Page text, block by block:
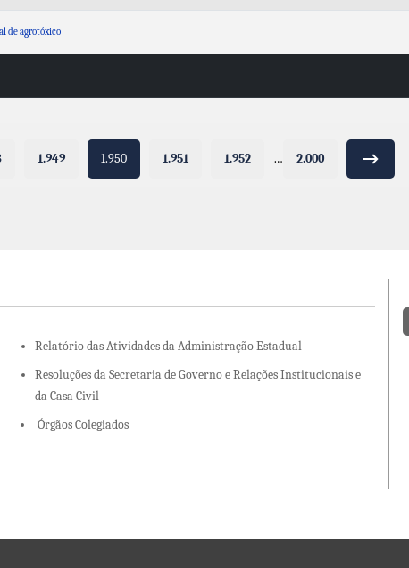
de agrotóxico
1.949 1.950 1.951 1.952 … 2.000
Relatório das Atividades da Administração Estadual
Resoluções da Secretaria de Governo e Relações Institucionais e
da Casa Civil
Órgãos Colegiados